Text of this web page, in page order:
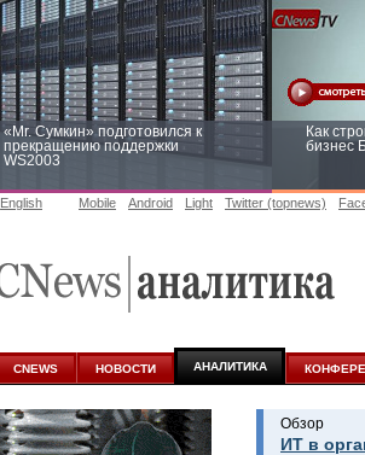
«Mr. Сумкин» подготовился к
прекращению поддержки
WS2003
Как
бизнес
аналитике
English Mobile Android Light Twitter (topnews)
CNEWS НОВОСТИ АНАЛИТИКА
Обзор
ИТ в